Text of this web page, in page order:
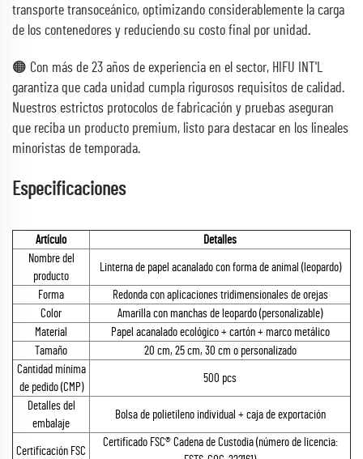
transporte transoceánico, optimizando considerablemente la carga
de los contenedores y reduciendo su costo final por unidad.
🟠 Con más de 23 años de experiencia en el sector, HIFU INT'L
garantiza que cada unidad cumpla rigurosos requisitos de calidad.
Nuestros estrictos protocolos de fabricación y pruebas aseguran
que reciba un producto premium, listo para destacar en los lineales
minoristas de temporada.
Especificaciones
Artículo
Detalles
Nombre del
producto
Linterna de papel acanalado con forma de animal (leopardo)
Forma
Redonda con aplicaciones tridimensionales de orejas
Color
Amarilla con manchas de leopardo (personalizable)
Material
Papel acanalado ecológico + cartón + marco metálico
Tamaño
20 cm, 25 cm, 30 cm o personalizado
Cantidad mínima
de pedido (CMP)
500 pcs
Detalles del
embalaje
Bolsa de polietileno individual + caja de exportación
Certificación FSC
Certificado FSC® Cadena de Custodia (número de licencia: